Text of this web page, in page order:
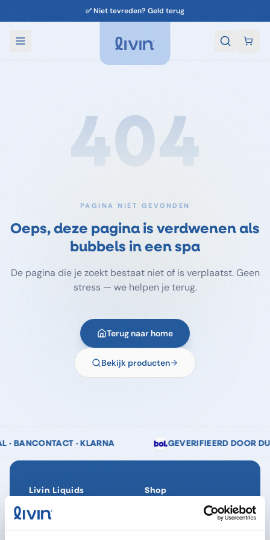
✅ Niet tevreden? Geld terug
404
PAGINA NIET GEVONDEN
Oeps, deze pagina is verdwenen als
bubbels in een spa
De pagina die je zoekt bestaat niet of is verplaatst. Geen
stress — we helpen je terug.
Terug naar home
Bekijk producten
GEVERIFIEERD DOOR DUIZENDEN KLANTEN
Livin Liquids
Ons verhaal
Onze Impact
Shop
SpaReady